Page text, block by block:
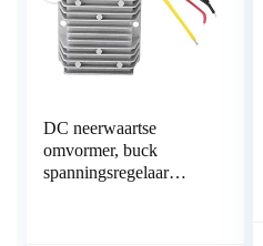
DC neerwaartse
omvormer, buck
spanningsregelaar